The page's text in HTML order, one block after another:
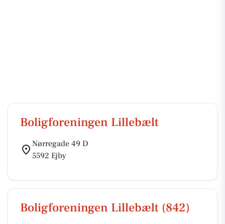
Boligforeningen Lillebælt
Nørregade 49 D
5592 Ejby
Boligforeningen Lillebælt (842)